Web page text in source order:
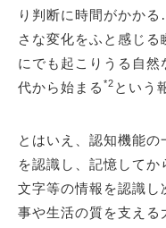
り判断に時間がかか
さな変化をふと感じ
にでも起こりうる自
代から始まる *2 という
とはいえ、認知機能
を認識し、記憶してか
文字等の情報を認識し
事や生活の質を支える